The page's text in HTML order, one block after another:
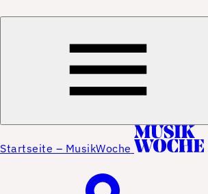
Startseite – MusikWoche